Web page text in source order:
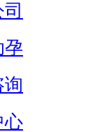
孕
询
心